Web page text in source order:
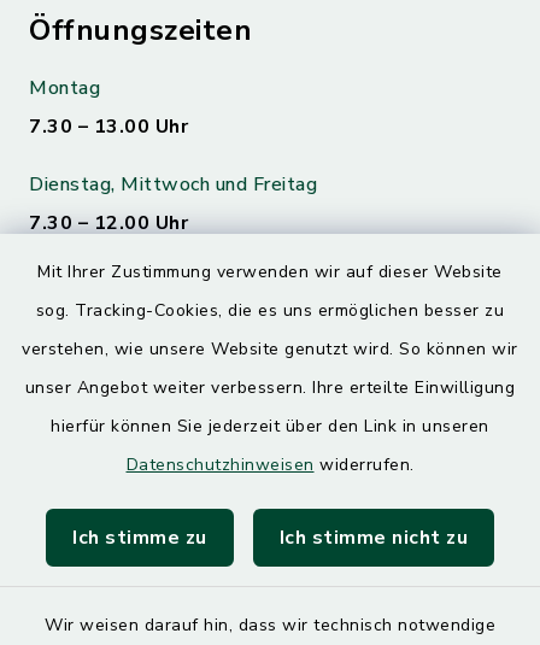
Mit Ihrer Zustimmung verwenden wir auf dieser Website
sog. Tracking-Cookies, die es uns ermöglichen besser zu
verstehen, wie unsere Website genutzt wird. So können wir
unser Angebot weiter verbessern. Ihre erteilte Einwilligung
hierfür können Sie jederzeit über den Link in unseren
Datenschutzhinweisen widerrufen.
Ich stimme zu Ich stimme nicht zu
Wir weisen darauf hin, dass wir technisch notwendige
Öffnungszeiten
Montag
7.30 – 13.00 Uhr
Dienstag, Mittwoch und Freitag
7.30 – 12.00 Uhr
Donnerstag
7.30 – 12.00 Uhr
13.00 – 17.30 Uhr
Quicklinks
SoNNe e. V.